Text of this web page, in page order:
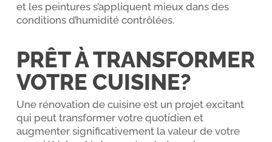
et les peintures s’appliquent mieux dans des
conditions d’humidité contrôlées.
PRÊT À TRANSFORMER
VOTRE CUISINE?
Une rénovation de cuisine est un projet excitant
qui peut transformer votre quotidien et
augmenter significativement la valeur de votre